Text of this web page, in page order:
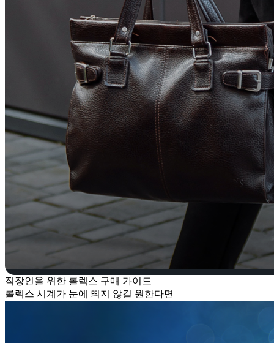
직장인을 위한 롤렉스 구매 가이드
롤렉스 시계가 눈에 띄지 않길 원한다면